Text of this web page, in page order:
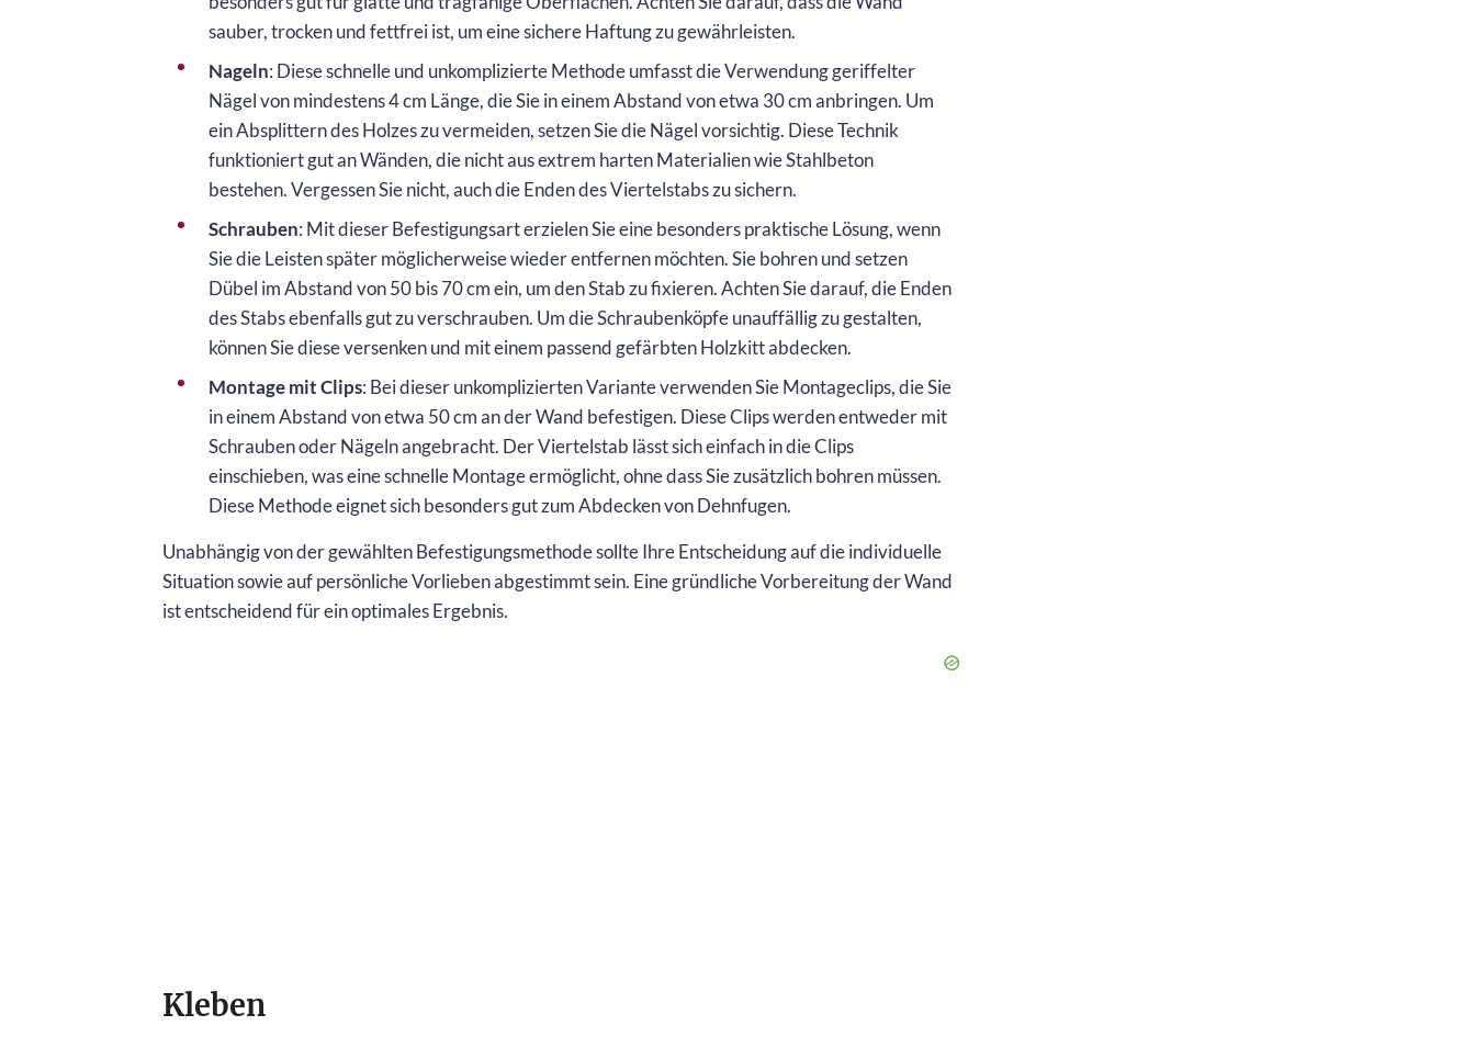
sauber, trocken und fettfrei ist, um eine sichere Haftung zu gewährleisten.
Nageln: Diese schnelle und unkomplizierte Methode umfasst die Verwendung geriffelter
Nägel von mindestens 4 cm Länge, die Sie in einem Abstand von etwa 30 cm anbringen. Um
ein Absplittern des Holzes zu vermeiden, setzen Sie die Nägel vorsichtig. Diese Technik
funktioniert gut an Wänden, die nicht aus extrem harten Materialien wie Stahlbeton
bestehen. Vergessen Sie nicht, auch die Enden des Viertelstabs zu sichern.
Schrauben: Mit dieser Befestigungsart erzielen Sie eine besonders praktische Lösung, wenn
Sie die Leisten später möglicherweise wieder entfernen möchten. Sie bohren und setzen
Dübel im Abstand von 50 bis 70 cm ein, um den Stab zu fixieren. Achten Sie darauf, die Enden
des Stabs ebenfalls gut zu verschrauben. Um die Schraubenköpfe unauffällig zu gestalten,
können Sie diese versenken und mit einem passend gefärbten Holzkitt abdecken.
Montage mit Clips: Bei dieser unkomplizierten Variante verwenden Sie Montageclips, die Sie
in einem Abstand von etwa 50 cm an der Wand befestigen. Diese Clips werden entweder mit
Schrauben oder Nägeln angebracht. Der Viertelstab lässt sich einfach in die Clips
einschieben, was eine schnelle Montage ermöglicht, ohne dass Sie zusätzlich bohren müssen.
Diese Methode eignet sich besonders gut zum Abdecken von Dehnfugen.
Unabhängig von der gewählten Befestigungsmethode sollte Ihre Entscheidung auf die individuelle
Situation sowie auf persönliche Vorlieben abgestimmt sein. Eine gründliche Vorbereitung der Wand
ist entscheidend für ein optimales Ergebnis.
Kleben